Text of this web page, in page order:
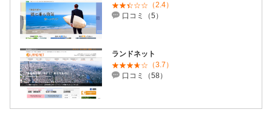
（2.4）
口コミ（5）
ランドネット
（3.7）
口コミ（58）